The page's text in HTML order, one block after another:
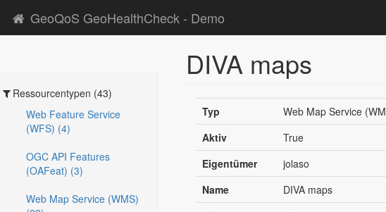
GeoQoS GeoHealthCheck - Demo
Ressourcentypen (43)
Web Feature Service
(WFS) (4)
OGC API Features
(OAFeat) (3)
Web Map Service (WMS)
DIVA maps
Typ
Web Map Service
Aktiv
True
Eigentümer
jolaso
Name
DIVA maps